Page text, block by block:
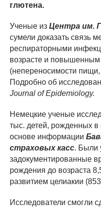
глютена.
Ученые из Центра им.
сумели доказать связь
респираторными
возрасте и повышенным
(непереносимости
Подробно об
Journal of Epidemiology.
Немецкие ученые
тыс. детей, рожденных в
основе информации
страховых касс. Были
задокументированные
рождения до возраста
развитием целиакии
Исследователи смогли